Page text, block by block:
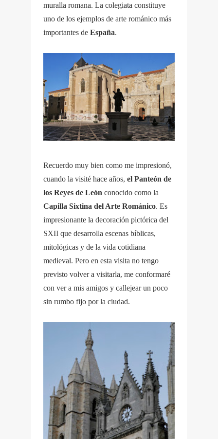
muralla romana. La colegiata constituye
uno de los ejemplos de arte románico más
importantes de España.
Recuerdo muy bien como me impresionó,
cuando la visité hace años, el Panteón de
los Reyes de León conocido como la
Capilla Sixtina del Arte Románico. Es
impresionante la decoración pictórica del
SXII que desarrolla escenas bíblicas,
mitológicas y de la vida cotidiana
medieval. Pero en esta visita no tengo
previsto volver a visitarla, me conformaré
con ver a mis amigos y callejear un poco
sin rumbo fijo por la ciudad.